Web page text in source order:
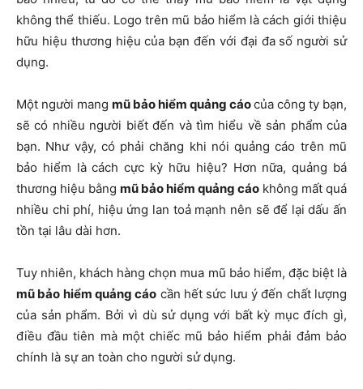
không thể thiếu. Logo trên mũ bảo hiểm là cách giới thiệu
hữu hiệu thương hiệu của bạn đến với đại đa số người sử
dụng.
Một người mang mũ bảo hiểm quảng cáocủa công ty bạn,
sẽ có nhiều người biết đến và tìm hiểu về sản phẩm của
bạn. Như vậy, có phải chăng khi nói quảng cáo trên mũ
bảo hiểm là cách cực kỳ hữu hiệu? Hơn nữa, quảng bá
thương hiệu bằng mũ bảo hiểm quảng cáo không mất quá
nhiều chi phí, hiệu ứng lan toả mạnh nên sẽ để lại dấu ấn
tồn tại lâu dài hơn.
Tuy nhiên, khách hàng chọn mua mũ bảo hiểm, đặc biệt là
mũ bảo hiểm quảng cáo cần hết sức lưu ý đến chất lượng
của sản phẩm. Bởi vì dù sử dụng với bất kỳ mục đích gì,
điều đầu tiên mà một chiếc mũ bảo hiểm phải đảm bảo
chính là sự an toàn cho người sử dụng.